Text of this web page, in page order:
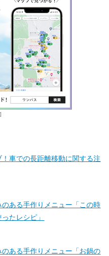
車での長距離移動に関する注
ある手作りメニュー「この時
たレシピ」
ある手作りメニュー「お鍋の